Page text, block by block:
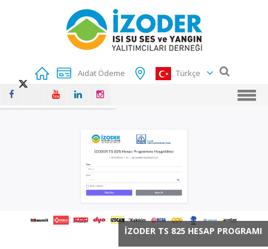
Aidat Ödeme Türkçe
İZODER TS 825 HESAP PROGRAMI